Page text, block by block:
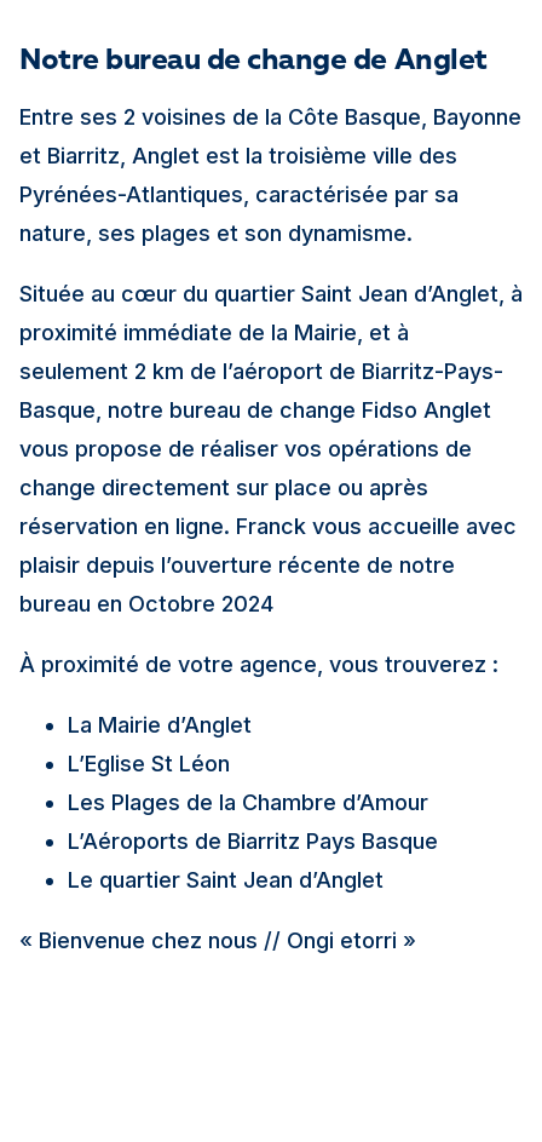
Notre bureau de change de Anglet
Entre ses 2 voisines de la Côte Basque, Bayonne
et Biarritz, Anglet est la troisième ville des
Pyrénées-Atlantiques, caractérisée par sa
nature, ses plages et son dynamisme.
Située au cœur du quartier Saint Jean d’Anglet, à
proximité immédiate de la Mairie, et à
seulement 2 km de l’aéroport de Biarritz-Pays-
Basque, notre bureau de change Fidso Anglet
vous propose de réaliser vos opérations de
change directement sur place ou après
réservation en ligne. Franck vous accueille avec
plaisir depuis l’ouverture récente de notre
bureau en Octobre 2024
À proximité de votre agence, vous trouverez :
La Mairie d’Anglet
L’Eglise St Léon
Les Plages de la Chambre d’Amour
L’Aéroports de Biarritz Pays Basque
Le quartier Saint Jean d’Anglet
« Bienvenue chez nous // Ongi etorri »